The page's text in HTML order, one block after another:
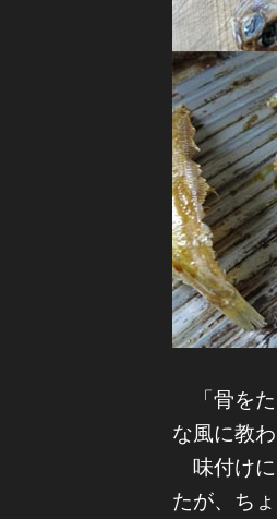
「骨をた
な風に教
味付けに
たが、ち